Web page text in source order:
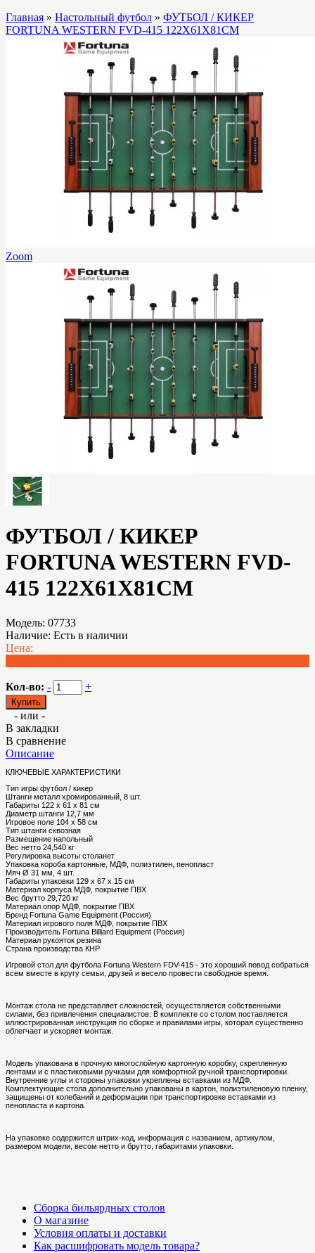
Главная » Настольный футбол » ФУТБОЛ / КИКЕР
FORTUNA WESTERN FVD-415 122Х61Х81СМ
Zoom
ФУТБОЛ / КИКЕР
FORTUNA WESTERN FVD-
415 122Х61Х81СМ
Модель: 07733
Наличие: Есть в наличии
Цена:
Кол-во: - +
- или -
В закладки
В сравнение
Описание
КЛЮЧЕВЫЕ ХАРАКТЕРИСТИКИ
Тип игры футбол / кикер
Штанги металл хромированный, 8 шт.
Габариты 122 х 61 х 81 см
Диаметр штанги 12,7 мм
Игровое поле 104 х 58 см
Тип штанги сквозная
Размещение напольный
Вес нетто 24,540 кг
Регулировка высоты столанет
Упаковка короба картонные, МДФ, полиэтилен, пенопласт
Мяч Ø 31 мм, 4 шт.
Габариты упаковки 129 х 67 х 15 см
Материал корпуса МДФ, покрытие ПВХ
Вес брутто 29,720 кг
Материал опор МДФ, покрытие ПВХ
Бренд Fortuna Game Equipment (Россия)
Материал игрового поля МДФ, покрытие ПВХ
Производитель Fortuna Billiard Equipment (Россия)
Материал рукояток резина
Страна производства КНР
Игровой стол для футбола Fortuna Western FDV-415 - это хороший повод собраться
всем вместе в кругу семьи, друзей и весело провести свободное время.
Монтаж стола не представляет сложностей, осуществляется собственными
силами, без привлечения специалистов. В комплекте со столом поставляется
иллюстрированная инструкция по сборке и правилами игры, которая существенно
облегчает и ускоряет монтаж.
Модель упакована в прочную многослойную картонную коробку, скрепленную
лентами и с пластиковыми ручками для комфортной ручной транспортировки.
Внутренние углы и стороны упаковки укреплены вставками из МДФ.
Комплектующие стола дополнительно упакованы в картон, полиэтиленовую пленку,
защищены от колебаний и деформации при транспортировке вставками из
пенопласта и картона.
На упаковке содержится штрих-код, информация с названием, артикулом,
размером модели, весом нетто и брутто, габаритами упаковки.
Сборка бильярдных столов
О магазине
Условия оплаты и доставки
Как расшифровать модель товара?